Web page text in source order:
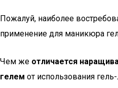
Пожалуй, наиболее
применение для маникюра
Чем же отличается
гелем от использования